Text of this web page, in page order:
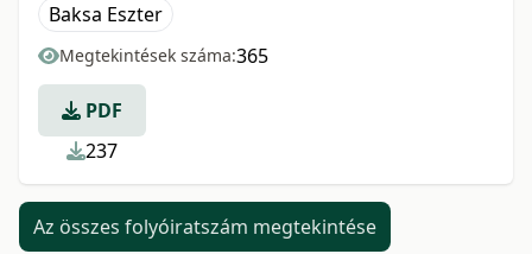
Baksa Eszter
Megtekintések száma:365
PDF
237
Az összes folyóiratszám megtekintése